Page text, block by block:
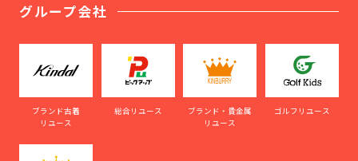
グループ会社
ブランド古着
リユース
総合リユース
ブランド・貴金属
リユース
ゴルフリユース